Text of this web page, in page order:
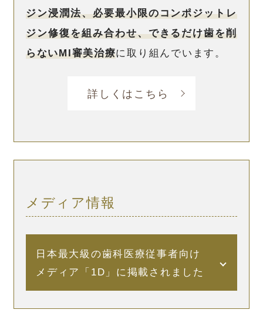
ジン浸潤法、必要最小限のコンポジットレ
ジン修復を組み合わせ、できるだけ歯を削
らないMI審美治療に取り組んでいます。
詳しくはこちら
メディア情報
日本最大級の歯科医療従事者向け
メディア「1D」に掲載されました